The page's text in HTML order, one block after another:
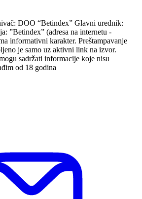
DOO “Betindex” Glavni urednik:
”Betindex” (adresa na internetu -
informativni karakter. Preštampavanje
je samo uz aktivni link na izvor.
sadržati informacije koje nisu
od 18 godina